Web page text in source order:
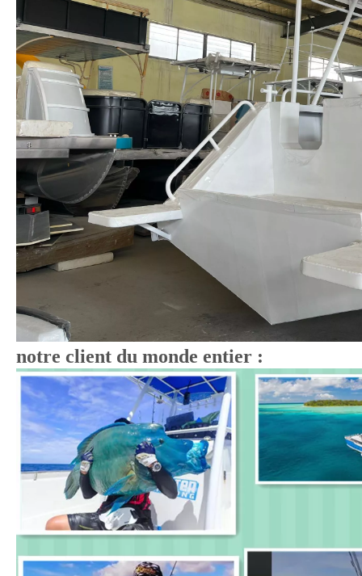
notre client du monde entier :